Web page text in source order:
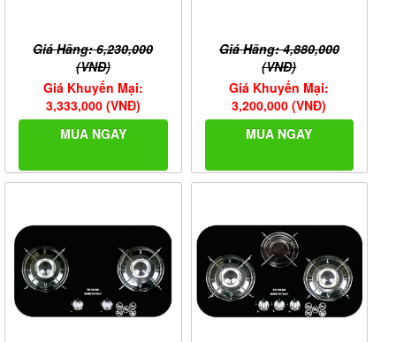
Giá Hãng: 6,230,000
(VNĐ)
Giá Khuyến Mại:
3,333,000 (VNĐ)
MUA NGAY
Giá Hãng: 4,880,000
(VNĐ)
Giá Khuyến Mại:
3,200,000 (VNĐ)
MUA NGAY